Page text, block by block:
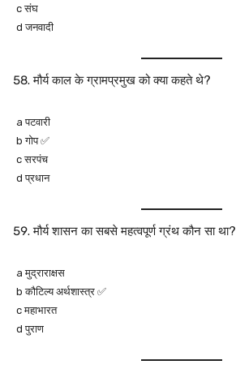
c संघ
d जनवादी
मौर्य काल के ग्रामप्रमुख को क्या कहते थे?
a पटवारी
b गोप ✅
c सरपंच
d प्रधान
मौर्य शासन का सबसे महत्वपूर्ण ग्रंथ कौन सा था?
a मुद्राराक्षस
b कौटिल्य अर्थशास्त्र ✅
c महाभारत
d पुराण